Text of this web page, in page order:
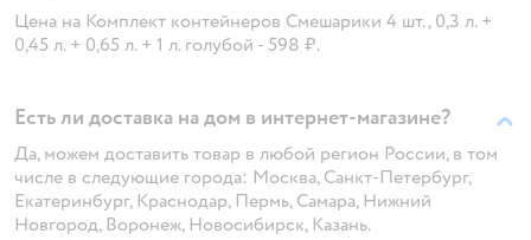
Цена на Комплект контейнеров Смешарики 4 шт., 0,3 л. +
0,45 л. + 0,65 л. + 1 л. голубой - 598 ₽.
Есть ли доставка на дом в интернет-магазине?
Да, можем доставить товар в любой регион России, в том
числе в следующие города: Москва, Санкт-Петербург,
Екатеринбург, Краснодар, Пермь, Самара, Нижний
Новгород, Воронеж, Новосибирск, Казань.